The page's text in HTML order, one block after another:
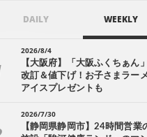
DAILY WEEKLY
2026/8/4
【大阪府】「大阪ふくちぁん
改訂＆値下げ！お子さまラー
アイスプレゼントも
2026/7/30
【静岡県静岡市】24時間営業